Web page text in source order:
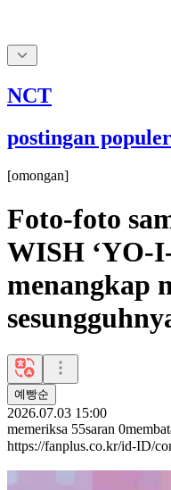
NCT
postingan populer
[omongan]
Foto-foto
WISH ‘YO-
menangkap
예빵순
2026.07.03 15:00
memeriksa 55saran 0
https://fanplus.co.kr/id-ID/